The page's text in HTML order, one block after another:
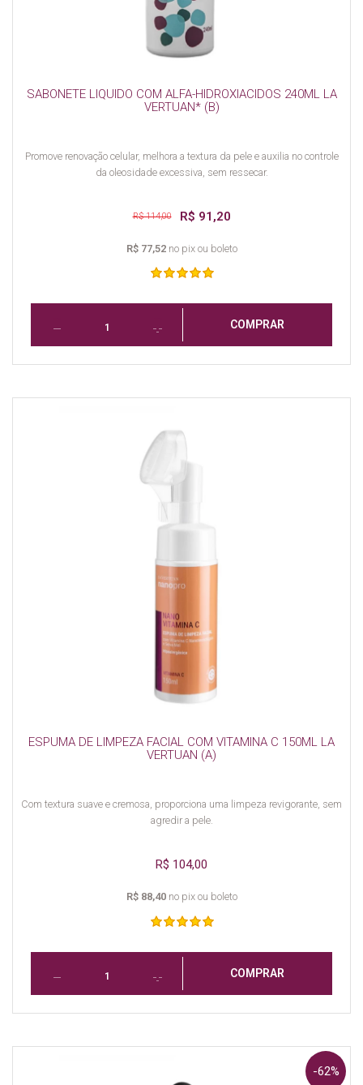
SABONETE LIQUIDO COM ALFA-HIDROXIACIDOS 240ML LA
VERTUAN* (B)
Promove renovação celular, melhora a textura da pele e auxilia no controle
da oleosidade excessiva, sem ressecar.
R$ 91,20
R$ 114,00
R$ 77,52no pix ou boleto
COMPRAR
ESPUMA DE LIMPEZA FACIAL COM VITAMINA C 150ML LA
VERTUAN (A)
Com textura suave e cremosa, proporciona uma limpeza revigorante, sem
agredir a pele.
R$ 104,00
R$ 88,40no pix ou boleto
COMPRAR
-62%